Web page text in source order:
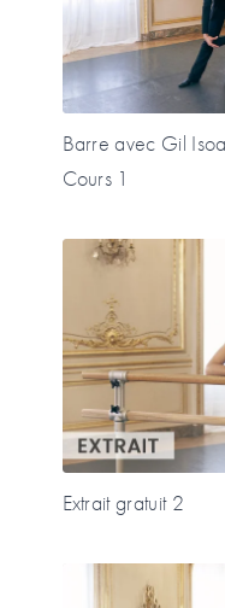
Barre avec Gil
Cours 1
Extrait gratuit 2